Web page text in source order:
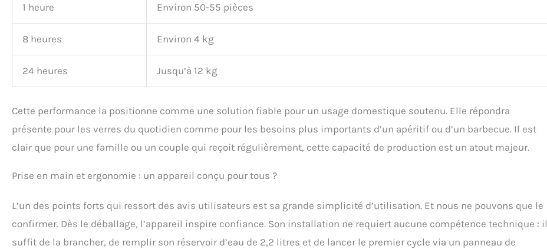
1 heure Environ 50-55 pièces
8 heures Environ 4 kg
24 heures Jusqu’à 12 kg
Cette performance la positionne comme une solution fiable pour un usage domestique soutenu. Elle répondra
présente pour les verres du quotidien comme pour les besoins plus importants d’un apéritif ou d’un barbecue. Il est
clair que pour une famille ou un couple qui reçoit régulièrement, cette capacité de production est un atout majeur.
Prise en main et ergonomie : un appareil conçu pour tous ?
L’un des points forts qui ressort des avis utilisateurs est sa grande simplicité d’utilisation. Et nous ne pouvons que le
confirmer. Dès le déballage, l’appareil inspire confiance. Son installation ne requiert aucune compétence technique : il
suffit de la brancher, de remplir son réservoir d’eau de 2,2 litres et de lancer le premier cycle via un panneau de